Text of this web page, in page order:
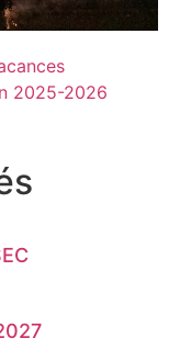
2025-2026